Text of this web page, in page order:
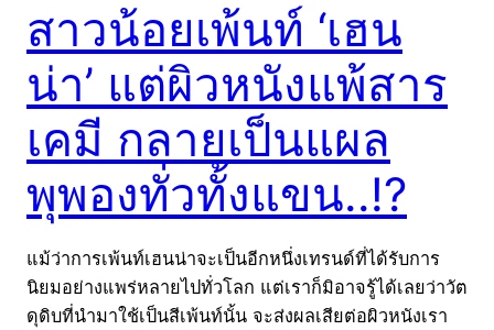
สาวน้อยเพ้นท์ ‘เฮน
น่า’ แต่ผิวหนังแพ้สาร
เคมี กลายเป็นแผล
พุพองทั่วทั้งแขน..!?
แม้ว่าการเพ้นท์เฮนน่าจะเป็นอีกหนึ่งเทรนด์ที่ได้รับการ
นิยมอย่างแพร่หลายไปทั่วโลก แต่เราก็มิอาจรู้ได้เลยว่าวัต
ดุดิบที่นำมาใช้เป็นสีเพ้นท์นั้น จะส่งผลเสียต่อผิวหนังเรา